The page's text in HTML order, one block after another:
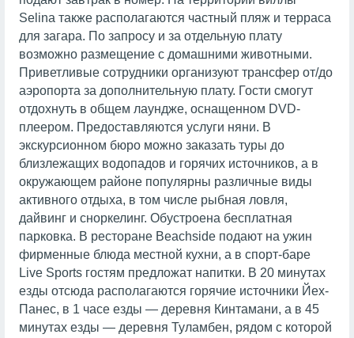
Selina также располагаются частный пляж и терраса
для загара. По запросу и за отдельную плату
возможно размещение с домашними животными.
Приветливые сотрудники организуют трансфер от/до
аэропорта за дополнительную плату. Гости смогут
отдохнуть в общем лаундже, оснащенном DVD-
плеером. Предоставляются услуги няни. В
экскурсионном бюро можно заказать туры до
близлежащих водопадов и горячих источников, а в
окружающем районе популярны различные виды
активного отдыха, в том числе рыбная ловля,
дайвинг и сноркелинг. Обустроена бесплатная
парковка. В ресторане Beachside подают на ужин
фирменные блюда местной кухни, а в спорт-баре
Live Sports гостям предложат напитки. В 20 минутах
езды отсюда располагаются горячие источники Йех-
Панес, в 1 часе езды — деревня Кинтамани, а в 45
минутах езды — деревня Туламбен, рядом с которой